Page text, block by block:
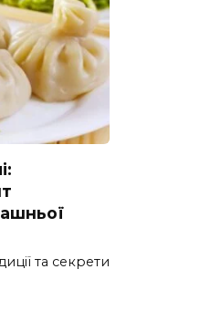
та секрети